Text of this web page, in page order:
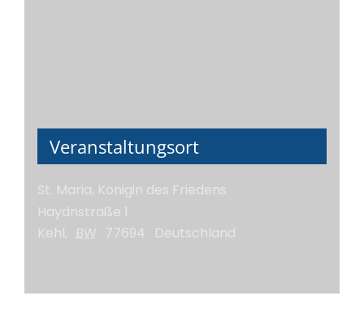
Veranstaltungsort
St. Maria, Königin des Friedens
Haydnstraße 1
Kehl, BW 77694 Deutschland